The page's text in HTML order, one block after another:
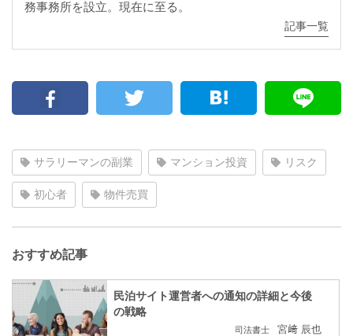
務事務所を設立。現在に至る。
記事一覧
サラリーマンの副業 マンション投資 リスク
初心者 物件売買
おすすめ記事
民泊サイト運営者への通知の詳細と今後
の戦略
司法書士 宮﨑 辰也